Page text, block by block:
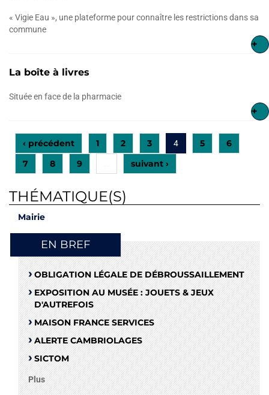
« Vigie Eau », une plateforme pour connaître les restrictions dans sa
commune
+
La boîte à livres
Située en face de la pharmacie
+
‹ précédent 1 2 3 4 5
6
7
8 9 suivant ›
THÉMATIQUE(S)
Mairie
EN BREF
OBLIGATION LÉGALE DE DÉBROUSSAILLEMENT
EXPOSITION AU MUSÉE : JOUETS & JEUX
D'AUTREFOIS
MAISON FRANCE SERVICES
ALERTE CAMBRIOLAGES
SICTOM
Plus